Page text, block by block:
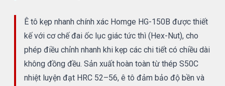
Ê tô kẹp nhanh chính xác Homge HG-150B được thiết
kế với cơ chế đai ốc lục giác tức thì (Hex-Nut), cho
phép điều chỉnh nhanh khi kẹp các chi tiết có chiều dài
không đồng đều. Sản xuất hoàn toàn từ thép S50C
nhiệt luyện đạt HRC 52–56, ê tô đảm bảo độ bền và